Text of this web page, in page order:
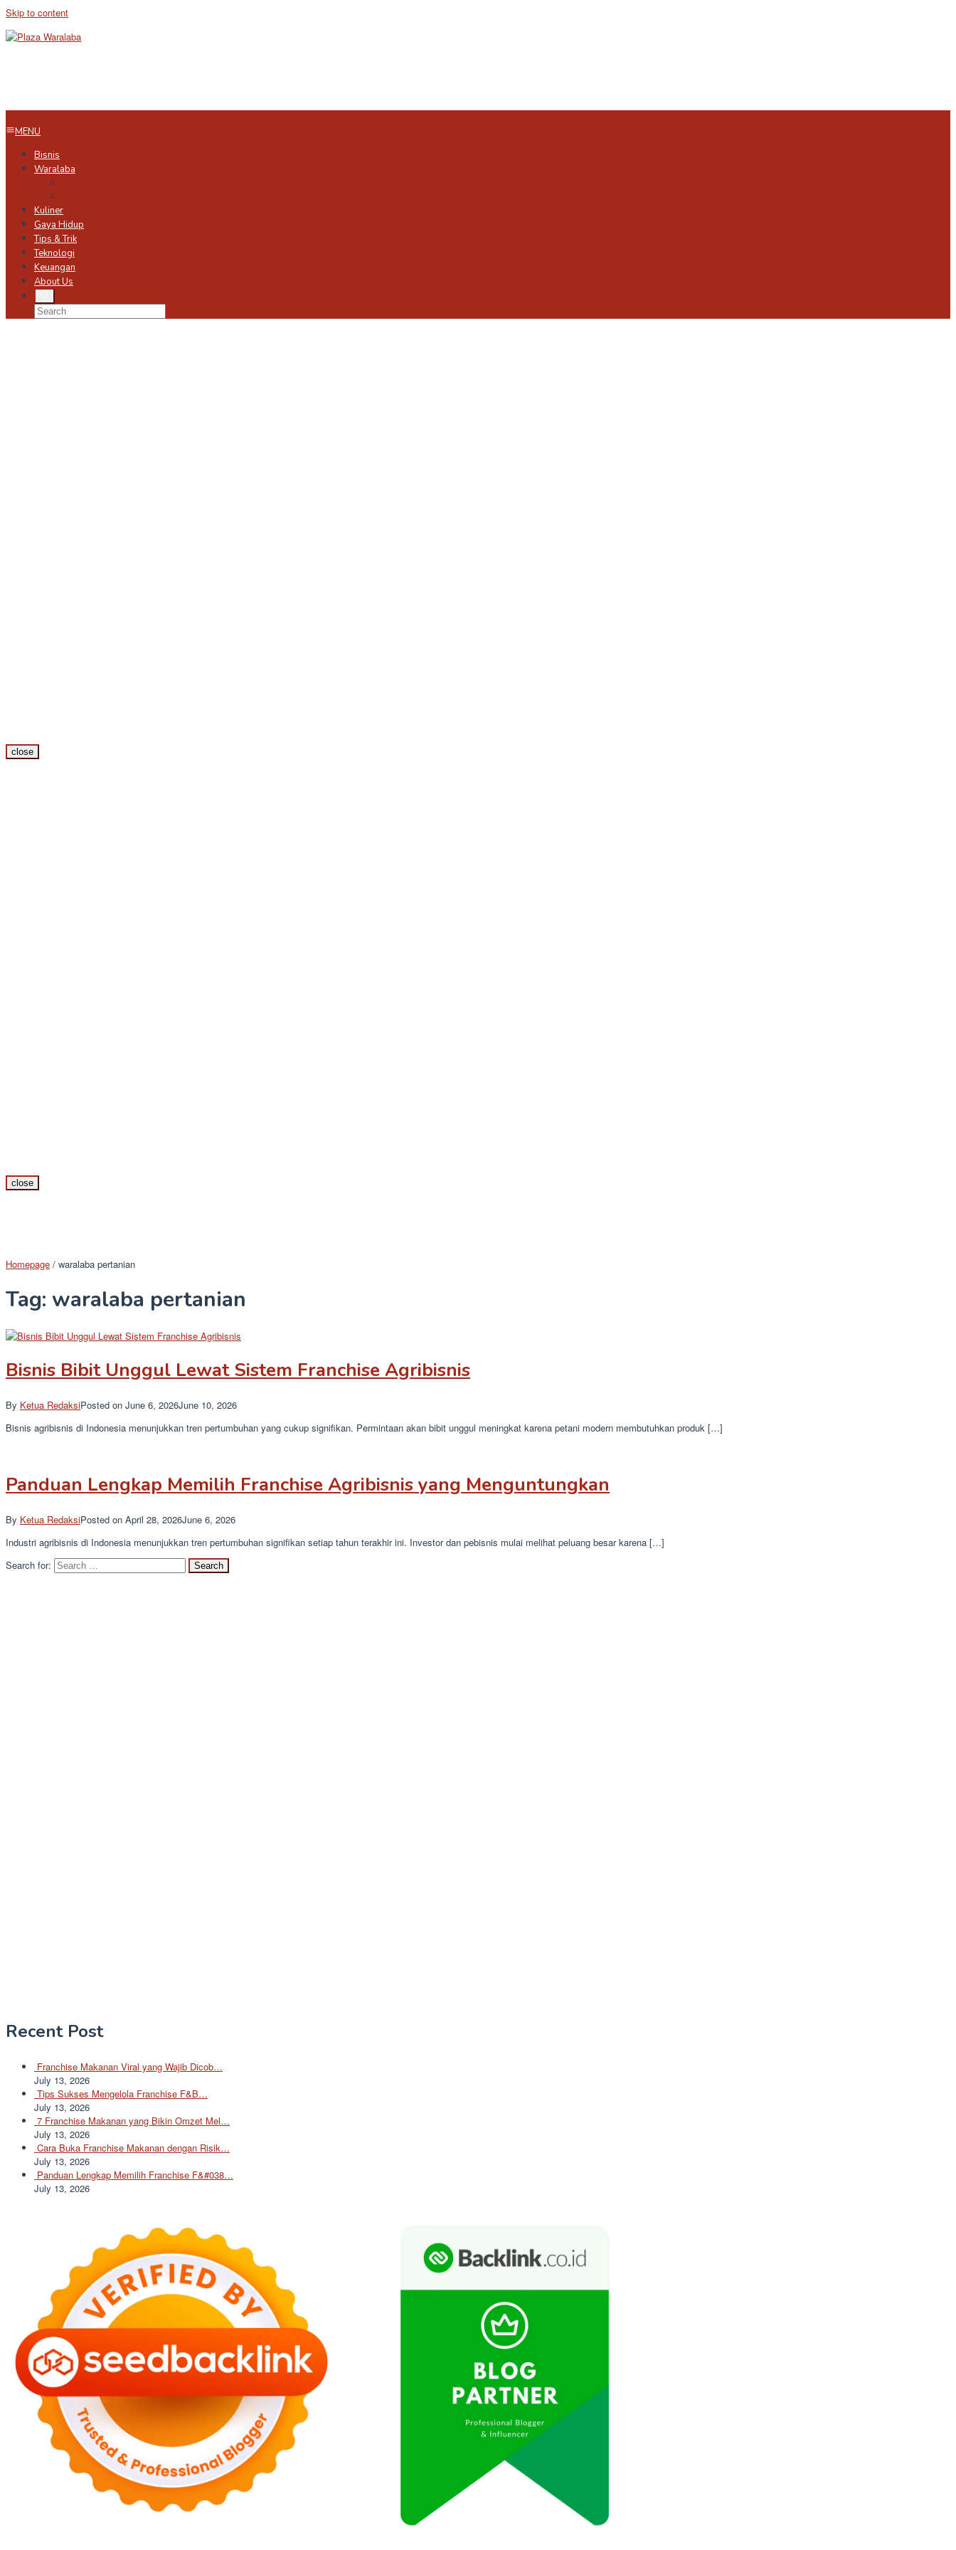
Skip to content
MENU
Bisnis
Waralaba
Kuliner
Gaya Hidup
Tips & Trik
Teknologi
Keuangan
About Us
close
close
Homepage / waralaba pertanian
Tag: waralaba pertanian
Bisnis Bibit Unggul Lewat Sistem Franchise Agribisnis
By Ketua RedaksiPosted on June 6, 2026June 10, 2026
Bisnis agribisnis di Indonesia menunjukkan tren pertumbuhan yang cukup signifikan. Permintaan akan bibit unggul meningkat karena petani modern membutuhkan produk […]
Panduan Lengkap Memilih Franchise Agribisnis yang Menguntungkan
By Ketua RedaksiPosted on April 28, 2026June 6, 2026
Industri agribisnis di Indonesia menunjukkan tren pertumbuhan signifikan setiap tahun terakhir ini. Investor dan pebisnis mulai melihat peluang besar karena […]
Search for:
Recent Post
Franchise Makanan Viral yang Wajib Dicob…
July 13, 2026
Tips Sukses Mengelola Franchise F&B…
July 13, 2026
7 Franchise Makanan yang Bikin Omzet Mel…
July 13, 2026
Cara Buka Franchise Makanan dengan Risik…
July 13, 2026
Panduan Lengkap Memilih Franchise F&#038…
July 13, 2026